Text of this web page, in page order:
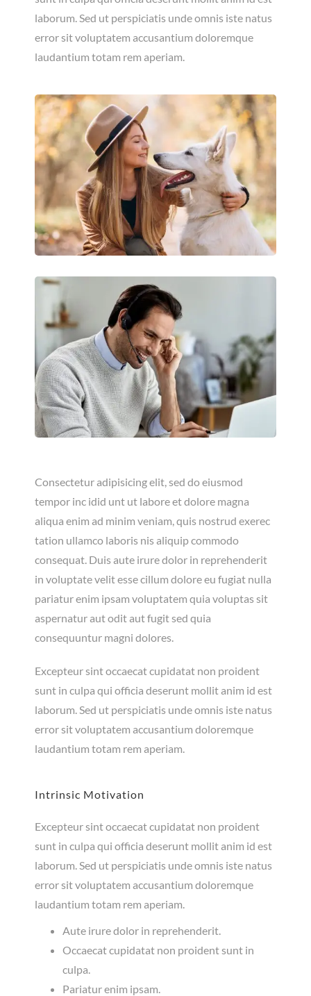
laborum. Sed ut perspiciatis unde omnis iste natus
error sit voluptatem accusantium doloremque
laudantium totam rem aperiam.
Consectetur adipisicing elit, sed do eiusmod
tempor inc idid unt ut labore et dolore magna
aliqua enim ad minim veniam, quis nostrud exerec
tation ullamco laboris nis aliquip commodo
consequat. Duis aute irure dolor in reprehenderit
in voluptate velit esse cillum dolore eu fugiat nulla
pariatur enim ipsam voluptatem quia voluptas sit
aspernatur aut odit aut fugit sed quia
consequuntur magni dolores.
Excepteur sint occaecat cupidatat non proident
sunt in culpa qui officia deserunt mollit anim id est
laborum. Sed ut perspiciatis unde omnis iste natus
error sit voluptatem accusantium doloremque
laudantium totam rem aperiam.
Intrinsic Motivation
Excepteur sint occaecat cupidatat non proident
sunt in culpa qui officia deserunt mollit anim id est
laborum. Sed ut perspiciatis unde omnis iste natus
error sit voluptatem accusantium doloremque
laudantium totam rem aperiam.
Aute irure dolor in reprehenderit.
Occaecat cupidatat non proident sunt in
culpa.
Pariatur enim ipsam.